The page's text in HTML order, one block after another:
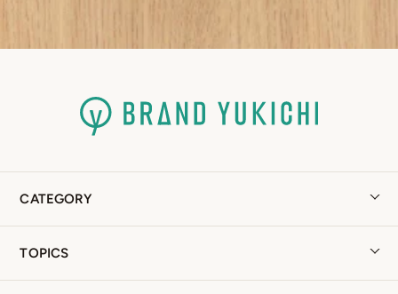
CATEGORY
TOPICS